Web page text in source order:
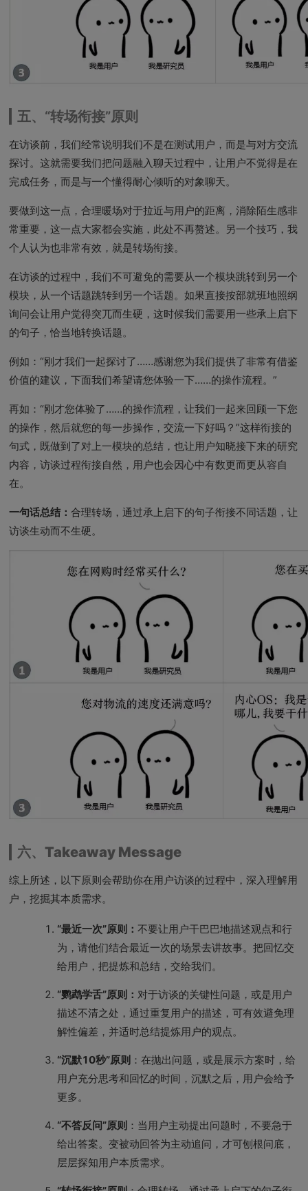
五、“转场衔接”原则
在访谈前，我们经常说明我们不是在测试用户，而是与对方交流
探讨。这就需要我们把问题融入聊天过程中，让用户不觉得是在
完成任务，而是与一个懂得耐心倾听的对象聊天。
要做到这一点，合理暖场对于拉近与用户的距离，消除陌生感非
常重要，这一点大家都会实施，此处不再赘述。另一个技巧，我
个人认为也非常有效，就是转场衔接。
在访谈的过程中，我们不可避免的需要从一个模块跳转到另一个
模块，从一个话题跳转到另一个话题。如果直接按部就班地照纲
询问会让用户觉得突兀而生硬，这时候我们需要用一些承上启下
的句子，恰当地转换话题。
例如：“刚才我们一起探讨了……感谢您为我们提供了非常有借鉴
价值的建议，下面我们希望请您体验一下……的操作流程。”
再如：“刚才您体验了……的操作流程，让我们一起来回顾一下您
的操作，然后就您的每一步操作，交流一下好吗？”这样衔接的
句式，既做到了对上一模块的总结，也让用户知晓接下来的研究
内容，访谈过程衔接自然，用户也会因心中有数更而更从容自
在。
一句话总结：合理转场，通过承上启下的句子衔接不同话题，让
访谈生动而不生硬。
六、Takeaway Message
综上所述，以下原则会帮助你在用户访谈的过程中，深入理解用
户，挖掘其本质需求。
“最近一次”原则：不要让用户干巴巴地描述观点和行
为，请他们结合最近一次的场景去讲故事。把回忆交
给用户，把提炼和总结，交给我们。
“鹦鹉学舌”原则：对于访谈的关键性问题，或是用户
描述不清之处，通过重复用户的描述，可有效避免理
解性偏差，并适时总结提炼用户的观点。
“沉默10秒”原则 ：在抛出问题，或是展示方案时，给
用户充分思考和回忆的时间，沉默之后，用户会给予
更多。
“不答反问”原则 ：当用户主动提出问题时，不要急于
给出答案。变被动回答为主动追问，才可刨根问底，
层层探知用户本质需求。